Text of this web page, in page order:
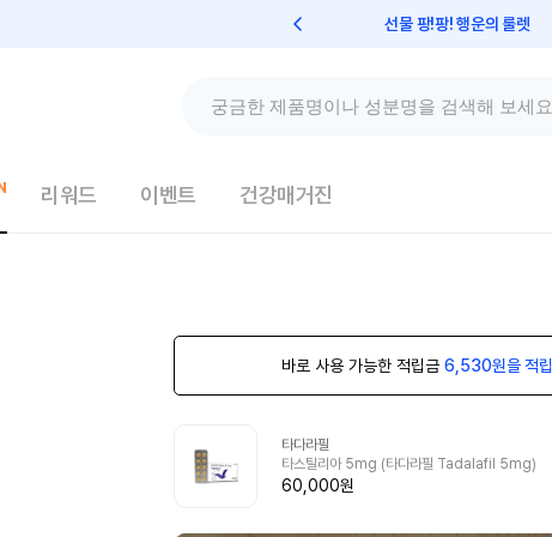
선물 팡!팡! 행운의 룰렛
리워드 이벤트 건강매거진
바로 사용 가능한 적립금 6,530원을 적립
타다라필
타스틸리아 5mg (타다라필 Tadalafil 5mg)
60,000원